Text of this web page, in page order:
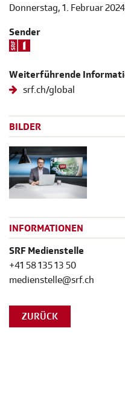
Donnerstag, 1. Februar
Sender
Weiterführende
srf.ch/global
BILDER
INFORMATIONEN
SRF Medienstelle
+41 58 135 13 50
medienstelle@srf.ch
ZURÜCK